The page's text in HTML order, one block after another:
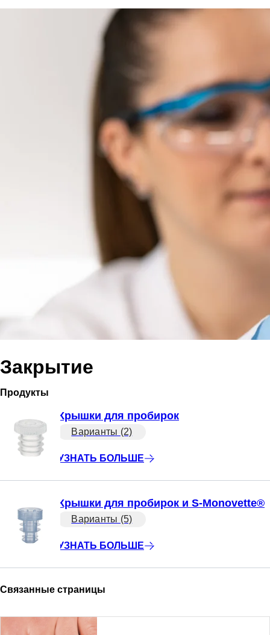
Закрытие
Продукты
Крышки для пробирок
Варианты (2)
УЗНАТЬ БОЛЬШЕ
Крышки для пробирок и S-Monovette®
Варианты (5)
УЗНАТЬ БОЛЬШЕ
Связанные страницы